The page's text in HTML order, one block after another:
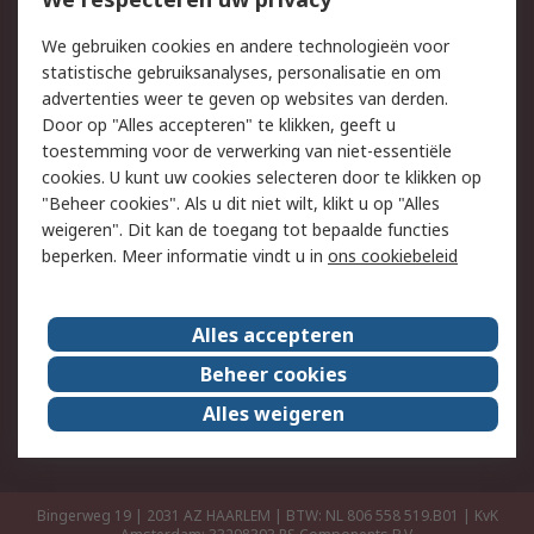
Track & Trace
Wettelijk
Cookiebeleid
Email veiligheid
Privacybeleid
Websitevoorwaarden
Algemene
verkoopvoorwaarden
Over RS
RS Group
Over ons
RS wereldwijd
Werken bij RS
ESG
Bingerweg 19 | 2031 AZ HAARLEM | BTW: NL 806 558 519.B01 | KvK
We gebruiken cookies en andere technologieën voor
statistische gebruiksanalyses, personalisatie en om
advertenties weer te geven op websites van derden.
Door op "Alles accepteren" te klikken, geeft u
toestemming voor de verwerking van niet-essentiële
cookies. U kunt uw cookies selecteren door te klikken op
"Beheer cookies". Als u dit niet wilt, klikt u op "Alles
weigeren". Dit kan de toegang tot bepaalde functies
beperken. Meer informatie vindt u in ons cookiebeleid
Alles accepteren
Beheer cookies
Alles weigeren